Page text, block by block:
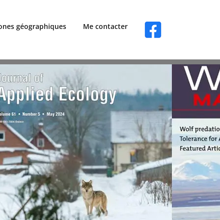
scientifiques sur le loup
géographiques Me contacter